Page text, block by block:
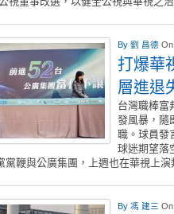
By 劉 昌德
打爆華
層進退
台灣職棒富
發風暴，隨
職。球員發
球迷期望落
黨鞭與公廣集團，上週也在華視上
By 馮 建三